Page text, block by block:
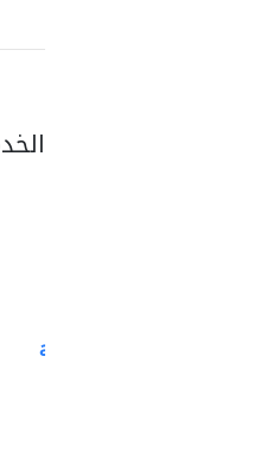
accurate bldh cont..